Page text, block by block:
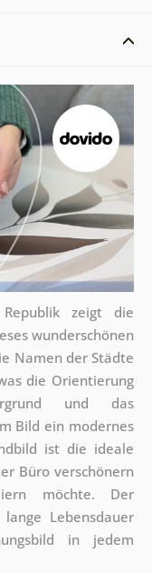
zeigt die
wunderschönen
Namen der Städte
die Orientierung
und das
Bild ein modernes
ist die ideale
Büro verschönern
möchte. Der
Lebensdauer
in jedem